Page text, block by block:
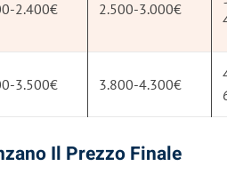
2.400€ 2.500-3.000€
3.500€ 3.800-4.300€
Il Prezzo Finale